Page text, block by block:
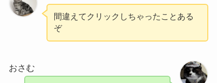
間違えてクリックしちゃったことある
ぞ
おさむ